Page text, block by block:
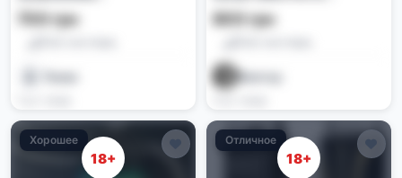
испарителем
700 грн
комплектующие для
вейпов
800 грн
Хорошее
18+
Отличное
18+